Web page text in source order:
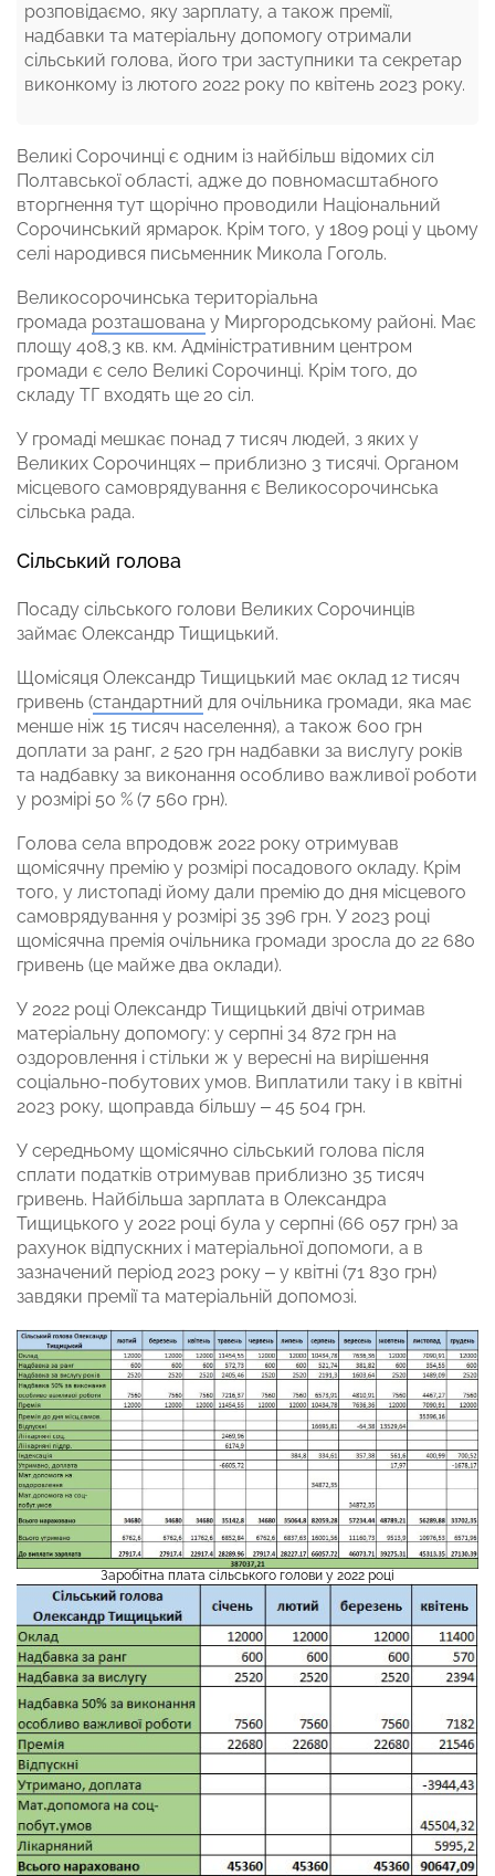
розповідаємо, яку зарплату, а також премії,
надбавки та матеріальну допомогу отримали
сільський голова, його три заступники та секретар
виконкому із лютого 2022 року по квітень 2023 року.
Великі Сорочинці є одним із найбільш відомих сіл
Полтавської області, адже до повномасштабного
вторгнення тут щорічно проводили Національний
Сорочинський ярмарок. Крім того, у 1809 році у цьому
селі народився письменник Микола Гоголь.
Великосорочинська територіальна
громада розташована у Миргородському районі. Має
площу 408,3 кв. км. Адміністративним центром
громади є село Великі Сорочинці. Крім того, до
складу ТГ входять ще 20 сіл.
У громаді мешкає понад 7 тисяч людей, з яких у
Великих Сорочинцях – приблизно 3 тисячі. Органом
місцевого самоврядування є Великосорочинська
сільська рада.
Сільський голова
Посаду сільського голови Великих Сорочинців
займає Олександр Тищицький.
Щомісяця Олександр Тищицький має оклад 12 тисяч
гривень (стандартний для очільника громади, яка має
менше ніж 15 тисяч населення), а також 600 грн
доплати за ранг, 2 520 грн надбавки за вислугу років
та надбавку за виконання особливо важливої роботи
у розмірі 50 % (7 560 грн).
Голова села впродовж 2022 року отримував
щомісячну премію у розмірі посадового окладу. Крім
того, у листопаді йому дали премію до дня місцевого
самоврядування у розмірі 35 396 грн. У 2023 році
щомісячна премія очільника громади зросла до 22 680
гривень (це майже два оклади).
У 2022 році Олександр Тищицький двічі отримав
матеріальну допомогу: у серпні 34 872 грн на
оздоровлення і стільки ж у вересні на вирішення
соціально-побутових умов. Виплатили таку і в квітні
2023 року, щоправда більшу – 45 504 грн.
У середньому щомісячно сільський голова після
сплати податків отримував приблизно 35 тисяч
гривень. Найбільша зарплата в Олександра
Тищицького у 2022 році була у серпні (66 057 грн) за
рахунок відпускних і матеріальної допомоги, а в
зазначений період 2023 року – у квітні (71 830 грн)
завдяки премії та матеріальній допомозі.
Заробітна плата сільського голови у 2022 році